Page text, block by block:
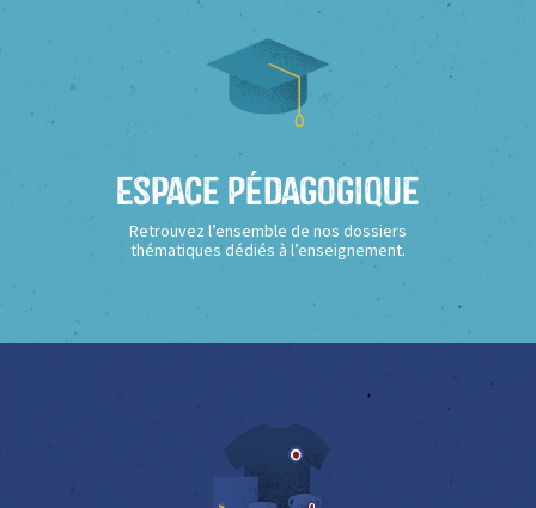
Espace Pédagogique
Retrouvez l’ensemble de nos dossiers
thématiques dédiés à l’enseignement.